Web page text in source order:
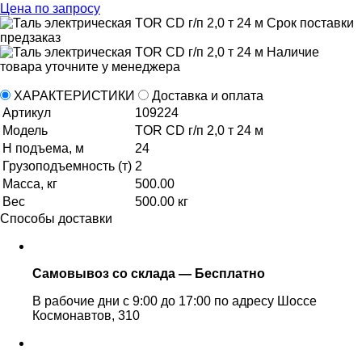
Цена по запросу
Срок поставки
предзаказ
Наличие
товара уточните у менеджера
ХАРАКТЕРИСТИКИ
Доставка и оплата
Артикул
109224
Модель
TOR CD г/п 2,0 т 24 м
H подъема, м
24
Грузоподъемность (т) 2
Масса, кг
500.00
Вес
500.00 кг
Способы доставки
Самовывоз со склада — Бесплатно
В рабочие дни с 9:00 до 17:00 по адресу Шоссе
Космонавтов, 310